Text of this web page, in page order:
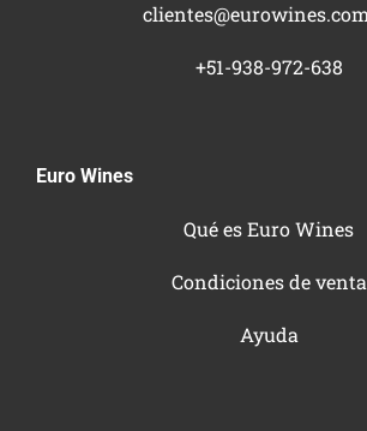
+51-938-972-638
Euro Wines
Qué es Euro Wines
Condiciones de venta
Ayuda